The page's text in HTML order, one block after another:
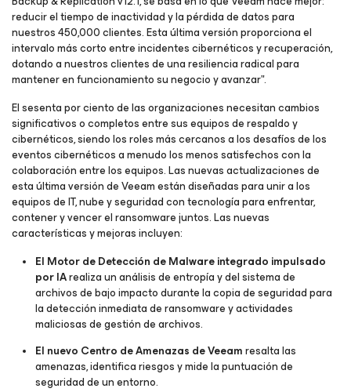
reducir el tiempo de inactividad y la pérdida de datos para
nuestros 450,000 clientes. Esta última versión proporciona el
intervalo más corto entre incidentes cibernéticos y recuperación,
dotando a nuestros clientes de una resiliencia radical para
mantener en funcionamiento su negocio y avanzar".
El sesenta por ciento de las organizaciones necesitan cambios
significativos o completos entre sus equipos de respaldo y
cibernéticos, siendo los roles más cercanos a los desafíos de los
eventos cibernéticos a menudo los menos satisfechos con la
colaboración entre los equipos. Las nuevas actualizaciones de
esta última versión de Veeam están diseñadas para unir a los
equipos de IT, nube y seguridad con tecnología para enfrentar,
contener y vencer el ransomware juntos. Las nuevas
características y mejoras incluyen:
El Motor de Detección de Malware integrado impulsado
por IArealiza un análisis de entropía y del sistema de
archivos de bajo impacto durante la copia de seguridad para
la detección inmediata de ransomware y actividades
maliciosas de gestión de archivos.
El nuevo Centro de Amenazas de Veeamresalta las
amenazas, identifica riesgos y mide la puntuación de
seguridad de un entorno.